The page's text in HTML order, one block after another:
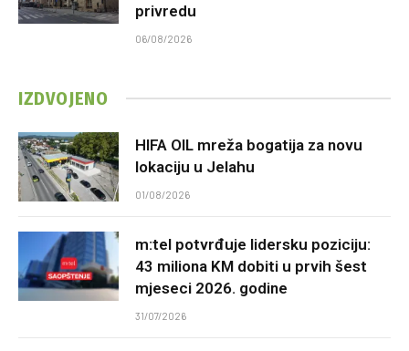
privredu
06/08/2026
IZDVOJENO
HIFA OIL mreža bogatija za novu
lokaciju u Jelahu
01/08/2026
m:tel potvrđuje lidersku poziciju:
43 miliona KM dobiti u prvih šest
mjeseci 2026. godine
31/07/2026